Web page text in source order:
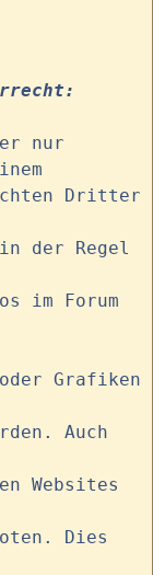
nur
Dritter
der Regel
im Forum
Grafiken
Auch
Websites
Dies